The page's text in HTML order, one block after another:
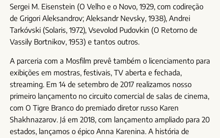
Sergei M. Eisenstein (O Velho e o Novo, 1929, com codireção
de Grigori Aleksandrov; Aleksandr Nevsky, 1938), Andrei
Tarkóvski (Solaris, 1972), Vsevolod Pudovkin (O Retorno de
Vassily Bortnikov, 1953) e tantos outros.
A parceria com a Mosfilm prevê também o licenciamento para
exibições em mostras, festivais, TV aberta e fechada,
streaming. Em 14 de setembro de 2017 realizamos nosso
primeiro lançamento no circuito comercial de salas de cinema,
com O Tigre Branco do premiado diretor russo Karen
Shakhnazarov. Já em 2018, com lançamento ampliado para 20
estados, lançamos o épico Anna Karenina. A história de